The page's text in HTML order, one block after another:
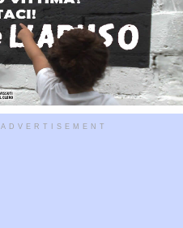
ADVERTISEMENT